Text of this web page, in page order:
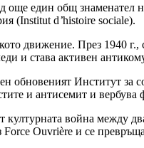
още един общ
(Institut d’histoire sociale).
движение. През 1940
и става активен
обновеният Институт
и антисемит и
война между
Ouvrière и се